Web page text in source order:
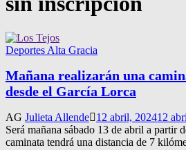
Deportes Alta Gracia
Mañana realizarán una
desde el García Lorca
AG Julieta Allende 12 abril, 202412
Será mañana sábado 13 de abril a partir
caminata tendrá una distancia de 7